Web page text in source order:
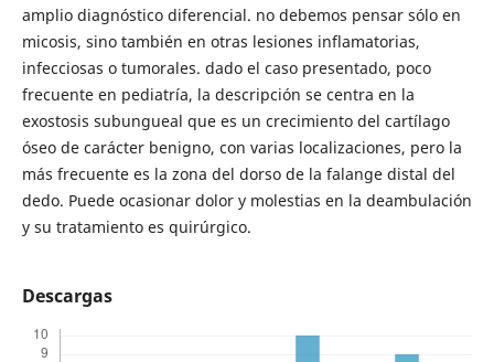
amplio diagnóstico diferencial. no debemos pensar sólo en
micosis, sino también en otras lesiones inflamatorias,
infecciosas o tumorales. dado el caso presentado, poco
frecuente en pediatría, la descripción se centra en la
exostosis subungueal que es un crecimiento del cartílago
óseo de carácter benigno, con varias localizaciones, pero la
más frecuente es la zona del dorso de la falange distal del
dedo. Puede ocasionar dolor y molestias en la deambulación
y su tratamiento es quirúrgico.
Descargas